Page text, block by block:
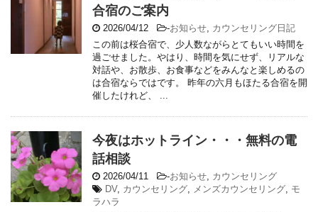
合宿のご案内
2026/04/12 -お知らせ, カウンセリング日記
この前は桜合宿で、少人数ながらとてもいい時間を
過ごせました。やはり、時間を気にせず、リアルな
対話や、お散歩、お食事などをみんなと楽しめるの
は合宿ならではです。 昨年の六月もほたる合宿を開
催したけれど、 ...
今夜はホットライン・・・無料の電
話相談
2026/04/11 -お知らせ, カウンセリング
DV, カウンセリング, メンズカウンセリング, モ
ラハラ